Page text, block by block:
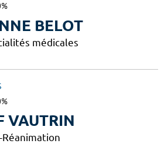
BELOT
médicales
VAUTRIN